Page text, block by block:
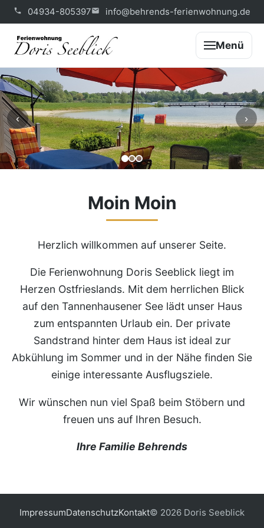
04934-805397 info@behrends-ferienwohnung.de
Menü
‹ ›
Moin Moin
Herzlich willkommen auf unserer Seite.
Die Ferienwohnung Doris Seeblick liegt im
Herzen Ostfrieslands. Mit dem herrlichen Blick
auf den Tannenhausener See lädt unser Haus
zum entspannten Urlaub ein. Der private
Sandstrand hinter dem Haus ist ideal zur
Abkühlung im Sommer und in der Nähe finden Sie
einige interessante Ausflugsziele.
Wir wünschen nun viel Spaß beim Stöbern und
freuen uns auf Ihren Besuch.
Ihre Familie Behrends
ImpressumDatenschutzKontakt© 2026 Doris Seeblick